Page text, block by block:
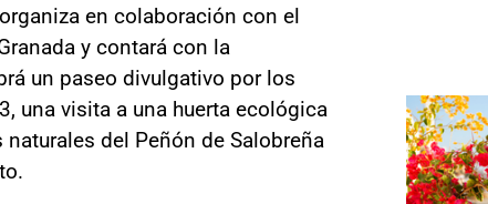
en colaboración con el
y contará con la
un paseo divulgativo por los
una visita a una huerta ecológica
del Peñón de Salobreña